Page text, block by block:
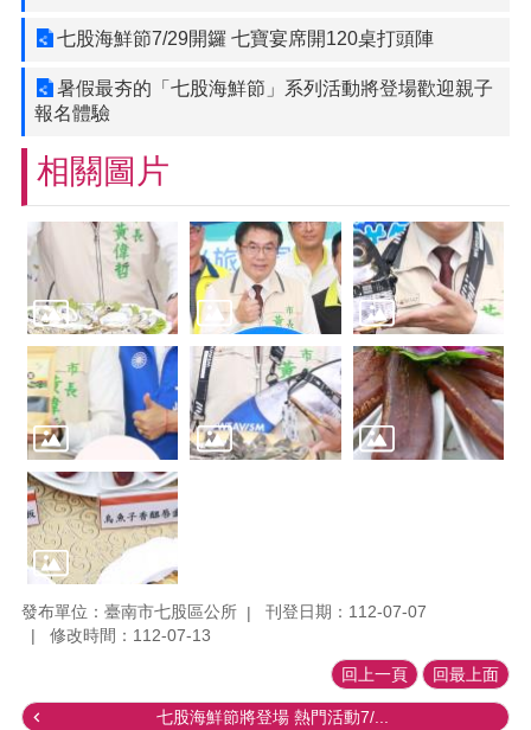
七股海鮮節7/29開鑼 七寶宴席開120桌打頭陣
暑假最夯的「七股海鮮節」系列活動將登場歡迎親子
報名體驗
相關圖片
發布單位：臺南市七股區公所
刊登日期：112-07-07
修改時間：112-07-13
回上一頁 回最上面
七股海鮮節將登場 熱門活動7/...